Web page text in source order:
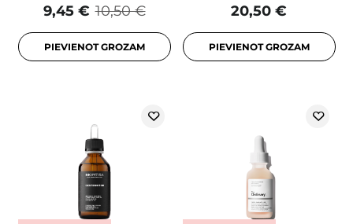
10,50 €
9,45 €
PIEVIENOT GROZAM
20,50 €
PIEVIENOT GROZAM